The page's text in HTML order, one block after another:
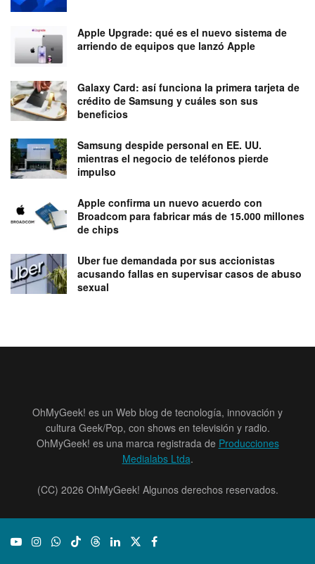
Apple Upgrade: qué es el nuevo sistema de
arriendo de equipos que lanzó Apple
Galaxy Card: así funciona la primera tarjeta de
crédito de Samsung y cuáles son sus
beneficios
Samsung despide personal en EE. UU.
mientras el negocio de teléfonos pierde
impulso
Apple confirma un nuevo acuerdo con
Broadcom para fabricar más de 15.000 millones
de chips
Uber fue demandada por sus accionistas
acusando fallas en supervisar casos de abuso
sexual
OhMyGeek! es un Web blog de tecnología, innovación y
cultura Geek/Pop, con shows en televisión y radio.
OhMyGeek! es una marca registrada de Producciones
Medialabs Ltda.
(CC) 2026 OhMyGeek! Algunos derechos reservados.